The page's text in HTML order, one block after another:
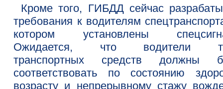
Кроме того, ГИБДД сейчас
требования к водителям
котором установлены
Ожидается, что водители
транспортных средств должны
соответствовать по состоянию
возрасту и непрерывному стажу